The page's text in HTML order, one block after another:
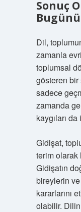
Sonuç
Dil,
zamanla
toplumsal
gösteren
sadece
zamanda
kaygıları
Gidişat,
terim olarak
Gidişatın
bireylerin
kararlarını
olabilir.